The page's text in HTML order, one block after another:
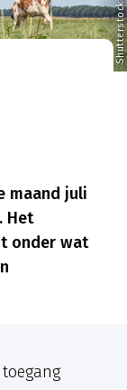
Shutterstock
maand juli
Het
onder wat